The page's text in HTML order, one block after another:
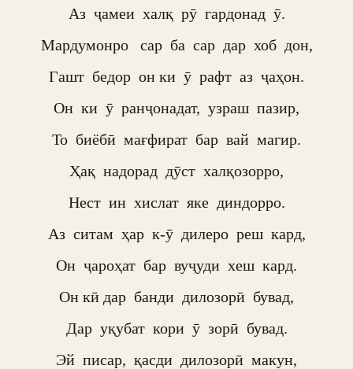
Аз  ҷамеи  халқ  рӯ  гардонад  ӯ.
Мардумонро   сар  ба  сар  дар  хоб  дон,
Гашт  бедор  он ки  ӯ  рафт  аз  ҷаҳон.
Он  ки  ӯ  ранҷонадат,  узраш  пазир,
То  биёбӣ  мағфират  бар  вай  магир.
Ҳақ  надорад  дӯст  халқозорро,
Нест  ин  хислат  яке  диндорро.
Аз  ситам  ҳар  к-ӯ  дилеро  реш  кард,
Он  ҷароҳат  бар  вуҷуди  хеш  кард.
Он кӣ дар  банди  дилозорӣ  бувад,
Дар  уқубат  кори  ӯ  зорӣ  бувад.
Эй  писар,  қасди  дилозорӣ  макун,